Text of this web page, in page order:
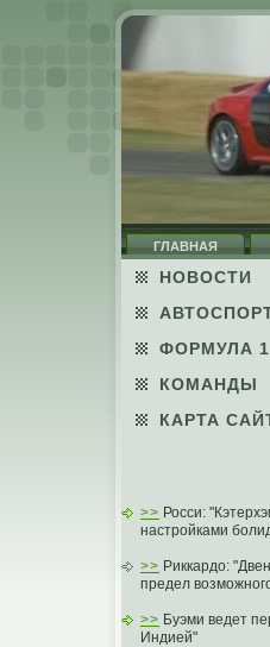
ГЛАВНАЯ
НОВОСТИ
ФОРМУЛА 1
КОМАНДЫ
КАРТА
>> Росси:
настройками
>> Риккардо:
предел
>> Буэми ведет
Индией"